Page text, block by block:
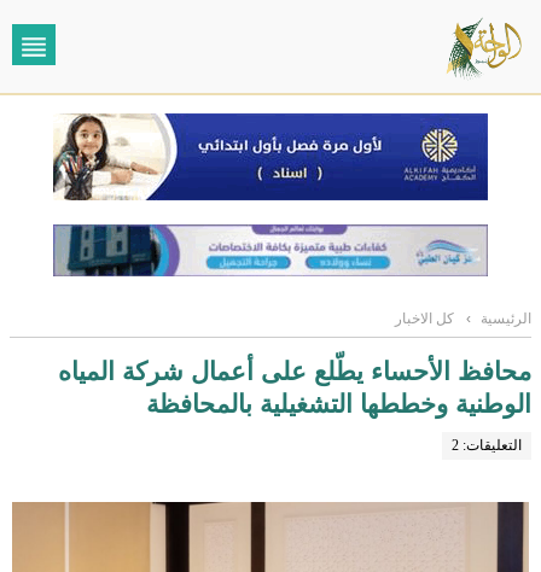
الرئيسية › كل الاخبار
محافظ الأحساء يطّلع على أعمال شركة المياه
الوطنية وخططها التشغيلية بالمحافظة
التعليقات: 2